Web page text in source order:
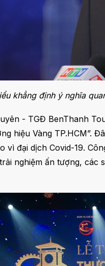
khẳng định ý nghĩa
- TGĐ BenThanh
hiệu Vàng
vì đại dịch Covid-19.
nghiệm ấn tượng,